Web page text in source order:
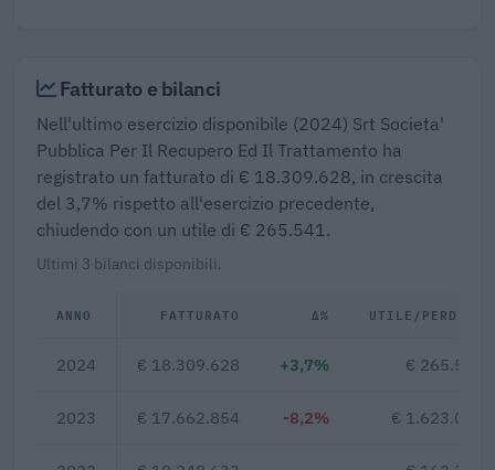
Fatturato e bilanci
Nell'ultimo esercizio disponibile (2024) Srt Societa'
Pubblica Per Il Recupero Ed Il Trattamento ha
registrato un fatturato di € 18.309.628, in crescita
del 3,7% rispetto all'esercizio precedente,
chiudendo con un utile di € 265.541.
Ultimi 3 bilanci disponibili.
ANNO FATTURATO Δ% UTILE/PERDITA
2024 € 18.309.628 +3,7% € 265.541
2023 € 17.662.854 -8,2% € 1.623.018